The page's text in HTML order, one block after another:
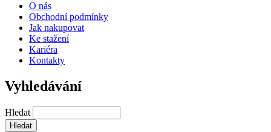
O nás
Obchodní podmínky
Jak nakupovat
Ke stažení
Kariéra
Kontakty
Vyhledávání
Hledat